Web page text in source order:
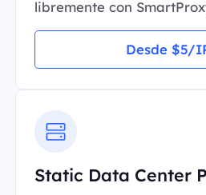
libremente con
Desde $5/
Static Data Center